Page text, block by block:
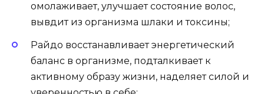
омолаживает, улучшает состояние волос,
вывдит из организма шлаки и токсины;
Райдо восстанавливает энергетический
баланс в организме, подталкивает к
активному образу жизни, наделяет силой и